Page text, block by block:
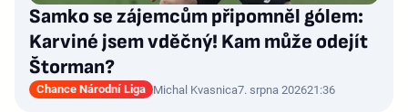
Samko se zájemcům připomněl gólem:
Karviné jsem vděčný! Kam může odejít
Štorman?
Chance Národní Liga Michal Kvasnica7. srpna 202621:36